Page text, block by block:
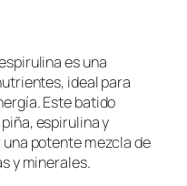
es una
ideal para
Este batido
espirulina y
potente mezcla de
y minerales.